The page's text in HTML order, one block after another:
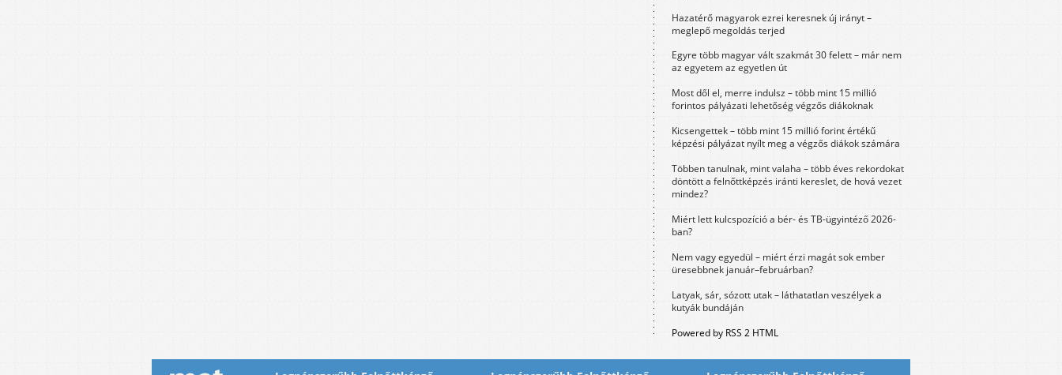
Hazatérő magyarok ezrei keresnek új irányt –
meglepő megoldás terjed
Egyre több magyar vált szakmát 30 felett – már nem
az egyetem az egyetlen út
Most dől el, merre indulsz – több mint 15 millió
forintos pályázati lehetőség végzős diákoknak
Kicsengettek – több mint 15 millió forint értékű
képzési pályázat nyílt meg a végzős diákok számára
Többen tanulnak, mint valaha – több éves rekordokat
döntött a felnőttképzés iránti kereslet, de hová vezet
mindez?
Miért lett kulcspozíció a bér- és TB-ügyintéző 2026-
ban?
Nem vagy egyedül – miért érzi magát sok ember
üresebbnek január–februárban?
Latyak, sár, sózott utak – láthatatlan veszélyek a
kutyák bundáján
Powered by RSS 2 HTML